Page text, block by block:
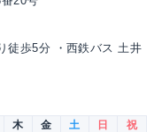
徒歩5分 ・西鉄バス 土井
木 金 土 日
祝